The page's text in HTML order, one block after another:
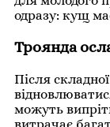
одразу: кущ
Троянда
Після
можуть